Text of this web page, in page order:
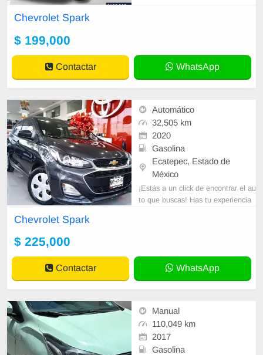
Chevrolet Spark
$ 199,000
Contactar WhatsApp
Automático
32,505 km
2020
Gasolina
Ecatepec, Estado de
México
¡Estás a un click de encontrar el au
to que buscas! Has tu experiencia
Chevrolet Spark
$ 225,000
Contactar WhatsApp
Manual
110,049 km
2017
Gasolina